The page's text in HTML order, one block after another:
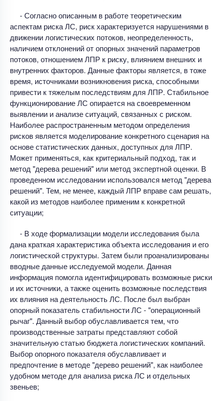
- Согласно описанным в работе теоретическим
аспектам риска ЛС, риск характеризуется нарушениями в
движении логистических потоков, неопределенность,
наличием отклонений от опорных значений параметров
потоков, отношением ЛПР к риску, влиянием внешних и
внутренних факторов. Данные факторы является, в тоже
время, источниками возникновения риска, способными
привести к тяжелым последствиям для ЛПР. Стабильное
функционирование ЛС опирается на своевременном
выявлении и анализе ситуаций, связанных с риском.
Наиболее распространенным методом определения
рисков является моделирование конкретного сценария на
основе статистических данных, доступных для ЛПР.
Может применяться, как критериальный подход, так и
метод "дерева решений" или метод экспертной оценки. В
проведенном исследовании использовался метод "дерева
решений". Тем, не менее, каждый ЛПР вправе сам решать,
какой из методов наиболее применим к конкретной
ситуации;
- В ходе формализации модели исследования была
дана краткая характеристика объекта исследования и его
логистической структуры. Затем были проанализированы
вводные данные исследуемой модели. Данная
информация помогла идентифицировать возможные риски
и их источники, а также оценить возможные последствия
их влияния на деятельность ЛС. После был выбран
опорный показатель стабильности ЛС - "операционный
рычаг". Данный выбор обуславливается тем, что
производственные затраты представляют собой
значительную статью бюджета логистических компаний.
Выбор опорного показателя обуславливает и
предпочтение в методе "дерево решений", как наиболее
удобном методе для анализа риска ЛС и отдельных
звеньев;